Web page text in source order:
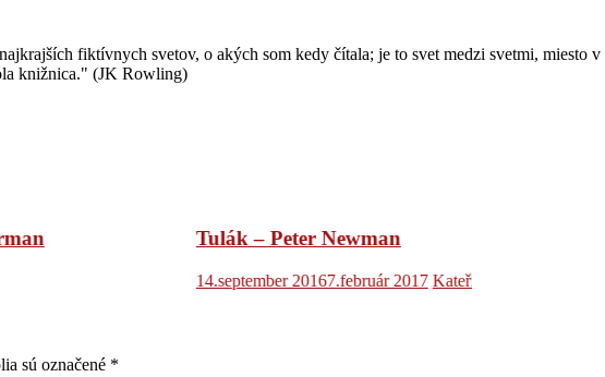
fiktívnych svetov, o akých som kedy čítala; je to svet medzi svetmi, miesto
knižnica." (JK Rowling)
Tulák – Peter Newman
14.september 20167.február 2017 Kateřina Pomykalová 0
sú označené *